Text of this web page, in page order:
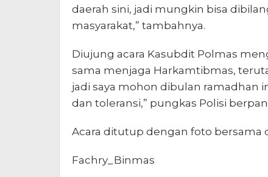
daerah sini, jadi mungkin bisa
masyarakat,” tambahnya.
Diujung acara Kasubdit Polmas
sama menjaga Harkamtibmas,
jadi saya mohon dibulan ramadhan
dan toleransi,” pungkas Polisi
Acara ditutup dengan foto bersama
Fachry_Binmas